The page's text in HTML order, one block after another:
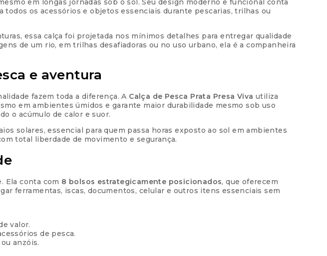
10x de R$24,90com juros R$249,00
11x deR$22,74com juros R$250,14
em longas jornadas sob o sol. Seu design moderno e funcional conta
todos os acessórios e objetos essenciais durante pescarias, trilhas ou
essa calça foi projetada nos mínimos detalhes para entregar qualidade
de um rio, em trilhas desafiadoras ou no uso urbano, ela é a companheira
e aventura
fazem toda a diferença. A Calça de Pesca Prata Presa Viva utiliza
em ambientes úmidos e garante maior durabilidade mesmo sob uso
o acúmulo de calor e suor.
solares, essencial para quem passa horas exposto ao sol em ambientes
total liberdade de movimento e segurança.
Ela conta com 8 bolsos estrategicamente posicionados, que oferecem
ferramentas, iscas, documentos, celular e outros itens essenciais sem
valor.
de pesca.
anzóis.